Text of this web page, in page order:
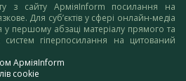
з сайту АрміяInform посилання на
Для суб’єктів у сфері онлайн-медіа
першому абзаці матеріалу прямого та
систем гіперпосилання на цитований
АрміяInform
cookie